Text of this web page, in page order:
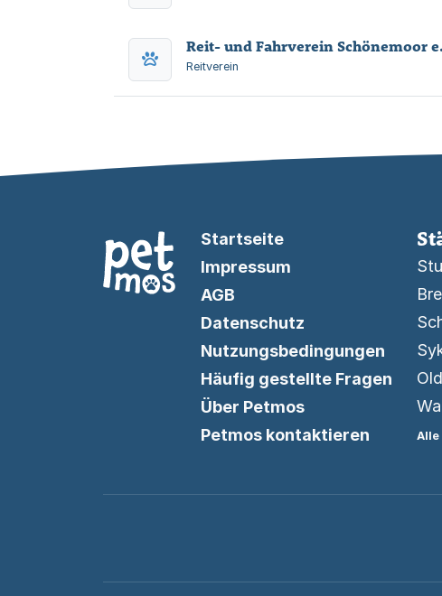
Reit- und Fahrverein Schönemoor
Reitverein
Startseite
Impressum
AGB
Datenschutz
Nutzungsbedingungen
Häufig gestellte Fragen
Über Petmos
Petmos kontaktieren
Alle